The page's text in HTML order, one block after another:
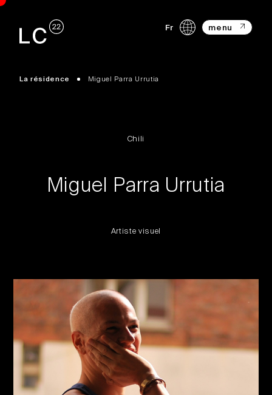
Fr menu
La résidence Miguel Parra Urrutia
Chili
Miguel Parra Urrutia
Artiste visuel